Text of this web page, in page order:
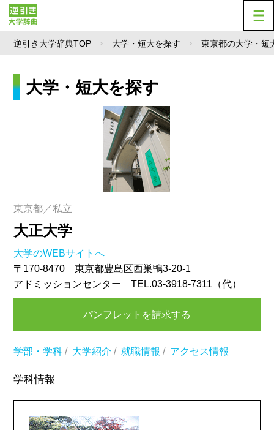
逆引き大学辞典TOP 大学・短大を探す 東京都の大学・短
大学・短大を探す
東京都／私立
大正大学
大学のWEBサイトへ
〒170-8470 東京都豊島区西巣鴨3-20-1
アドミッションセンター TEL.03-3918-7311（代）
パンフレットを請求する
学部・学科 / 大学紹介 / 就職情報 / アクセス情報
学科情報